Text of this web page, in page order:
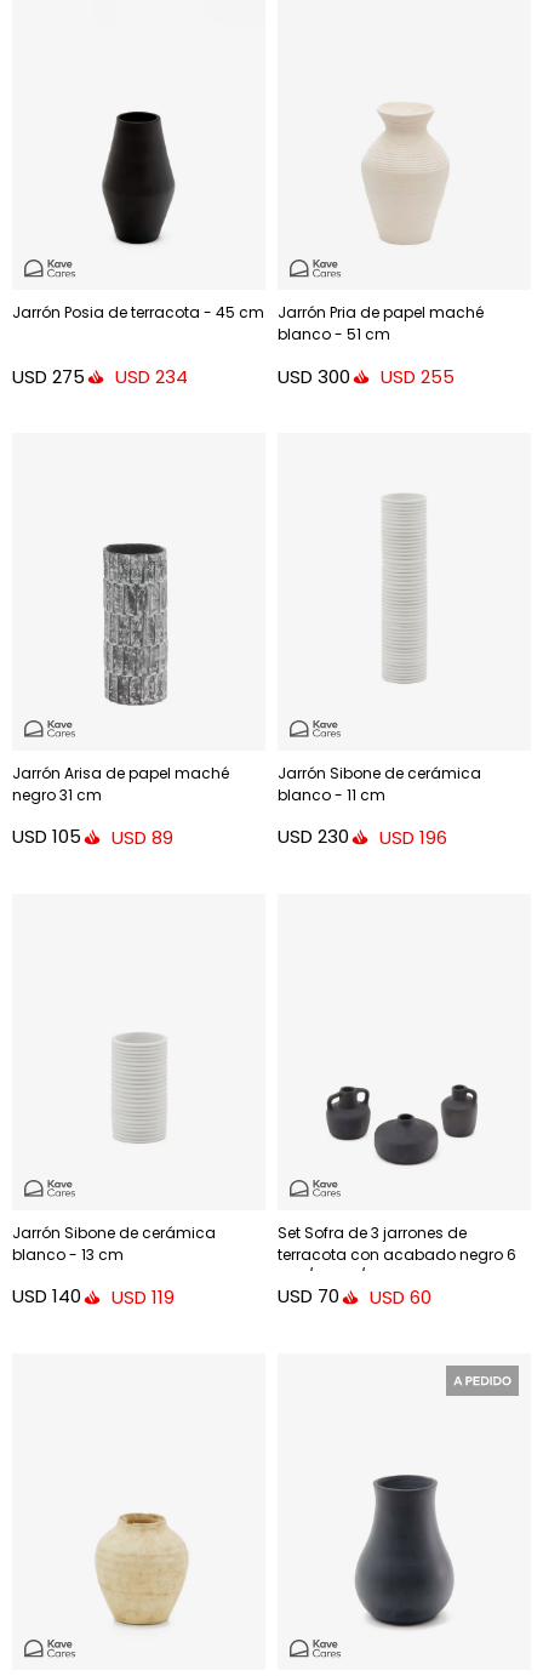
Jarrón Posia de terracota - 45 cm
USD 275 USD 234
Jarrón Pria de papel maché
blanco - 51 cm
USD 300 USD 255
Jarrón Arisa de papel maché
negro 31 cm
USD 105 USD 89
Jarrón Sibone de cerámica
blanco - 11 cm
USD 230 USD 196
Jarrón Sibone de cerámica
blanco - 13 cm
USD 140 USD 119
Set Sofra de 3 jarrones de
terracota con acabado negro 6
cm / 7 cm / 10 cm
USD 70 USD 60